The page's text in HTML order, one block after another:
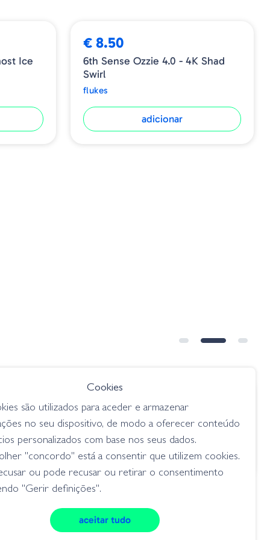
Ice
€ 8.50
6th Sense Ozzie 4.0 - 4K Shad
Swirl
flukes
adicionar
€ 10.15
Gary Yamamoto Shad Shape
Worm - 177 Smoke / Black Silver
Flake
flukes
Cookies
são utilizados para aceder e armazenar
no seu dispositivo, de modo a oferecer conteúdo
personalizados com base nos seus dados.
"concordo" está a consentir que utilizem cookies.
ou pode recusar ou retirar o consentimento
"Gerir definições".
aceitar tudo